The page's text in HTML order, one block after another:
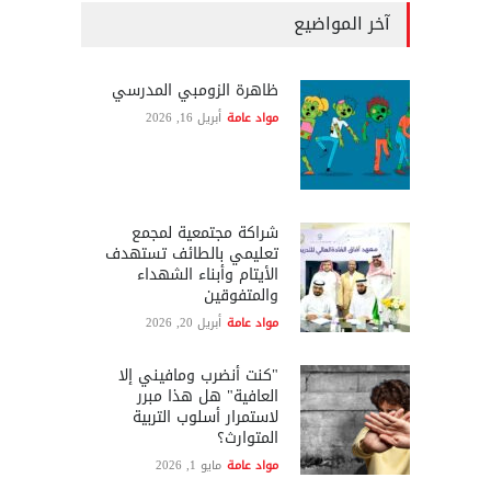
آخر المواضيع
ظاهرة الزومبي المدرسي
مواد عامة أبريل 16, 2026
شراكة مجتمعية لمجمع
تعليمي بالطائف تستهدف
الأيتام وأبناء الشهداء
والمتفوقين
مواد عامة أبريل 20, 2026
"كنت أنضرب ومافيني إلا
العافية" هل هذا مبرر
لاستمرار أسلوب التربية
المتوارث؟
مواد عامة مايو 1, 2026